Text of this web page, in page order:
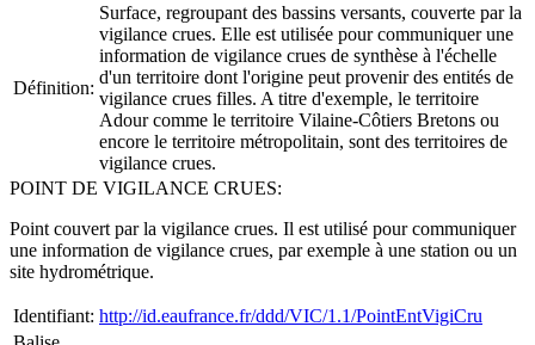
Définition:
Surface, regroupant des bassins versants, couverte par la
vigilance crues. Elle est utilisée pour communiquer une
information de vigilance crues de synthèse à l'échelle
d'un territoire dont l'origine peut provenir des entités de
vigilance crues filles. A titre d'exemple, le territoire
Adour comme le territoire Vilaine-Côtiers Bretons ou
encore le territoire métropolitain, sont des territoires de
vigilance crues.
POINT DE VIGILANCE CRUES:
Point couvert par la vigilance crues. Il est utilisé pour communiquer
une information de vigilance crues, par exemple à une station ou un
site hydrométrique.
Identifiant: http://id.eaufrance.fr/ddd/VIC/1.1/PointEntVigiCru